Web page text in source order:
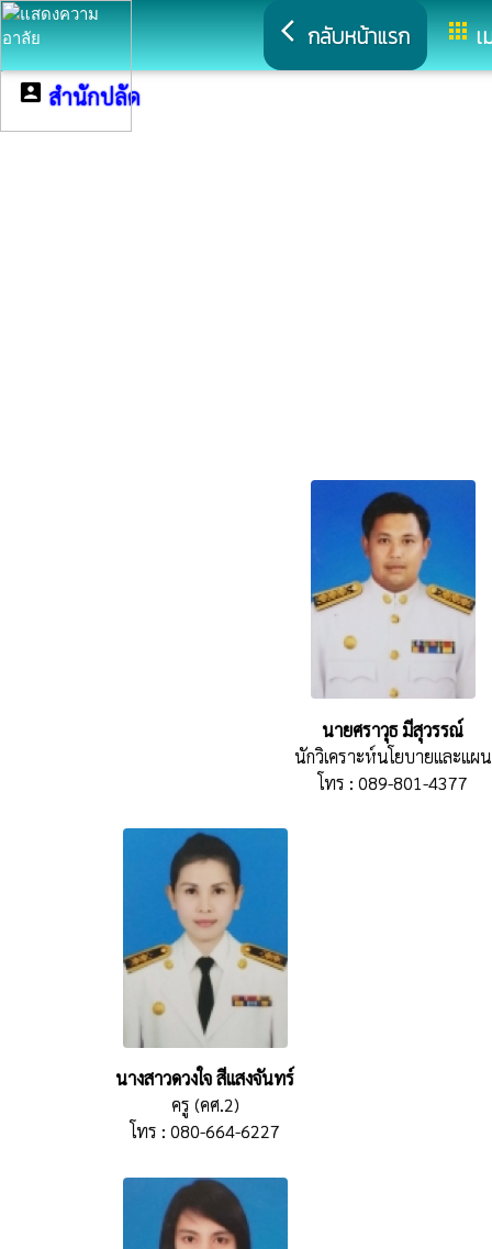
arrow_back_ios กลับหน้าแรก apps
account_box สำนักปลัด
นายศราวุธ มีสุวรรณ์
นักวิเคราะห์นโยบายและแผน
โทร : 089-801-4377
นางสาวดวงใจ สีแสงจันทร์
ครู (คศ.2)
โทร : 080-664-6227